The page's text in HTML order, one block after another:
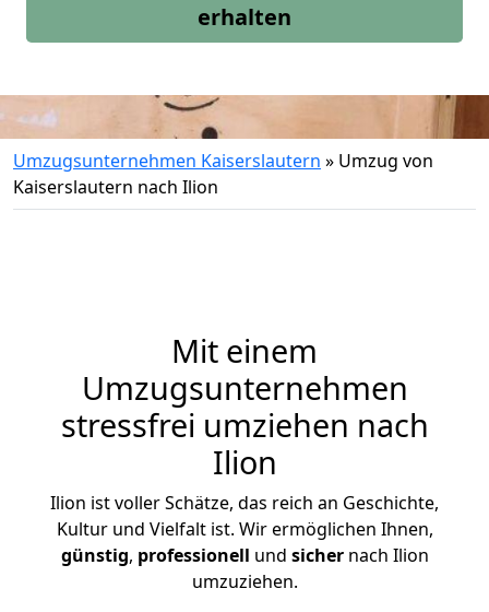
erhalten
Umzugsunternehmen Kaiserslautern » Umzug von
Kaiserslautern nach Ilion
Mit einem
Umzugsunternehmen
stressfrei umziehen nach
Ilion
Ilion ist voller Schätze, das reich an Geschichte,
Kultur und Vielfalt ist. Wir ermöglichen Ihnen,
günstig, professionell und sichernach Ilion
umzuziehen.